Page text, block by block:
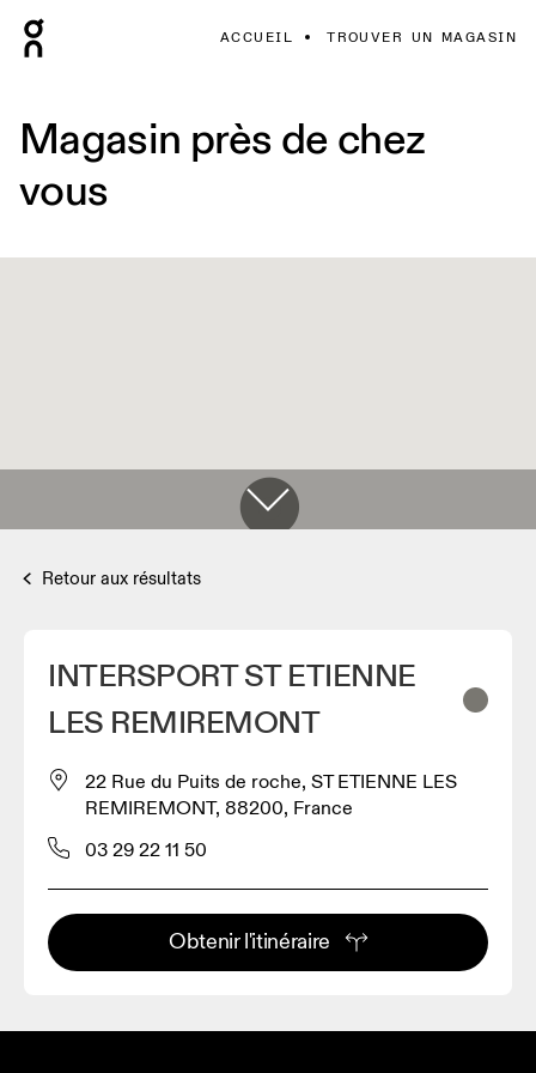
ACCUEIL TROUVER UN MAGASIN
Magasin près de chez
vous
Retour aux résultats
INTERSPORT ST ETIENNE
LES REMIREMONT
22 Rue du Puits de roche, ST ETIENNE LES
REMIREMONT, 88200, France
03 29 22 11 50
Obtenir l'itinéraire